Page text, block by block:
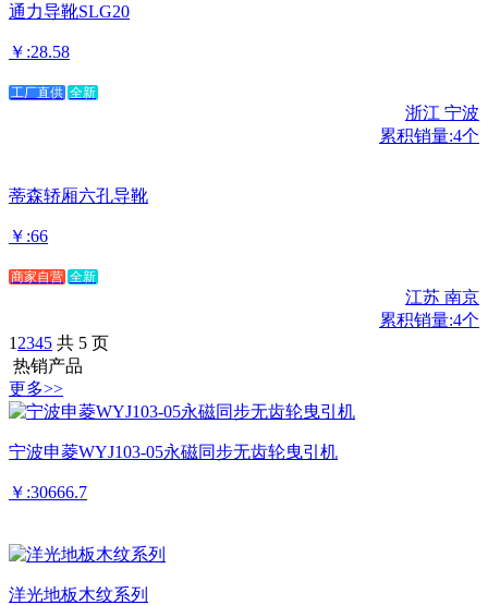
通力导靴SLG20
￥:28.58
工厂直供 全新
浙江 宁波
累积销量:4个
蒂森轿厢六孔导靴
￥:66
商家自营 全新
江苏 南京
累积销量:4个
1 2345 共 5 页
热销产品
更多>>
宁波申菱WYJ103-05永磁同步无齿轮曳引机
￥:30666.7
洋光地板木纹系列